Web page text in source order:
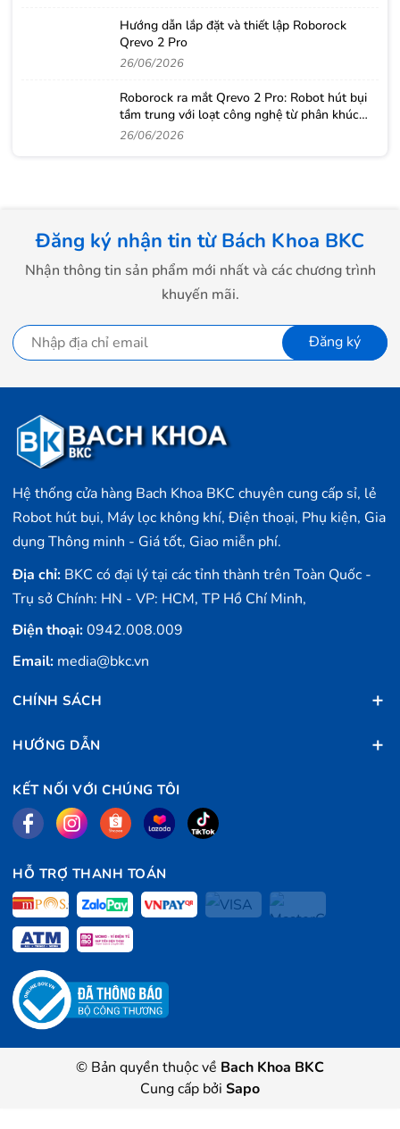
Hướng dẫn lắp đặt và thiết lập Roborock
Qrevo 2 Pro
26/06/2026
Roborock ra mắt Qrevo 2 Pro: Robot hút bụi
tầm trung với loạt công nghệ từ phân khúc
cao cấp
26/06/2026
Đăng ký nhận tin từ Bách Khoa BKC
Nhận thông tin sản phẩm mới nhất và các chương trình
khuyến mãi.
Đăng ký
Hệ thống cửa hàng Bach Khoa BKC chuyên cung cấp sỉ, lẻ
Robot hút bụi, Máy lọc không khí, Điện thoại, Phụ kiện, Gia
dụng Thông minh - Giá tốt, Giao miễn phí.
Địa chỉ: BKC có đại lý tại các tỉnh thành trên Toàn Quốc -
Trụ sở Chính: HN - VP: HCM, TP Hồ Chí Minh,
Điện thoại:0942.008.009
Email: media@bkc.vn
CHÍNH SÁCH
HƯỚNG DẪN
KẾT NỐI VỚI CHÚNG TÔI
HỖ TRỢ THANH TOÁN
© Bản quyền thuộc về Bach Khoa BKC
Cung cấp bởi Sapo